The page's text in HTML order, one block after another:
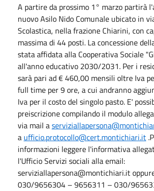
A partire da prossimo 1° marzo partirà
nuovo Asilo Nido Comunale ubicato in
Scolastica, nella frazione Chiarini, con
massima di 44 posti. La concessione
stata affidata alla Cooperativa Sociale
all'anno educativo 2030/2031. Per i
sarà pari ad € 460,00 mensili oltre Iva
full time per 9 ore, a cui andranno
Iva per il costo del singolo pasto. E'
preiscrizione compilando il modulo
via mail a
a ufficio.protocollo@cert.montichiari.it
informazioni leggere l'informativa
l'Ufficio Servizi sociali alla email:
serviziallapersona@montichiari.it
030/9656304 – 9656311 – 030/